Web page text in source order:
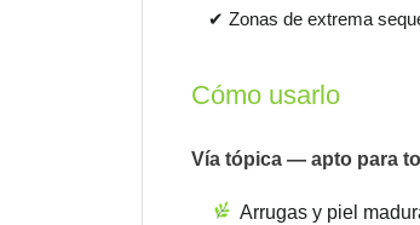
✔ Zonas de extrema
Cómo usarlo
Vía tópica — apto para
Arrugas y piel